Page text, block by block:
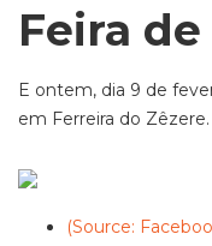
Feira de
E ontem, dia 9 de
em Ferreira do Zêzere.
(Source: